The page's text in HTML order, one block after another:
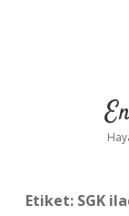
Etiket: SGK